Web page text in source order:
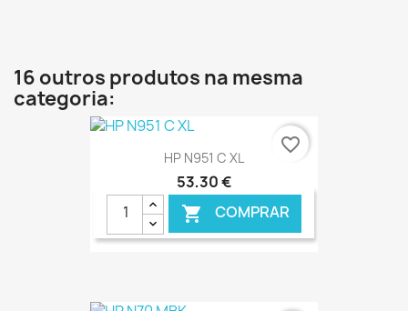
16 outros produtos na mesma
categoria:
HP N951 C XL
53,30 €
 COMPRAR
favorite_border